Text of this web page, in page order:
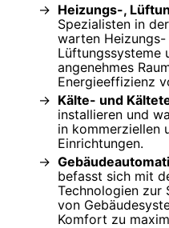
Heizungs-,
Spezialisten in
warten Heizungs-
Lüftungssysteme
angenehmes
Energieeffizienz
Kälte- und
installieren und
in kommerziellen
Einrichtungen.
befasst sich mit
Technologien zur
von
Komfort zu